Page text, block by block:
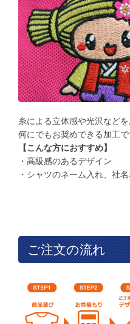
糸による立体感や光沢など
何にでもお奨めできる加工で
【こんな方におすすめ】
・高級感のあるデザイン
・シャツのネーム入れ、社
ご注文の流れ